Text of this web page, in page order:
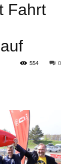
Fahrt
0
554